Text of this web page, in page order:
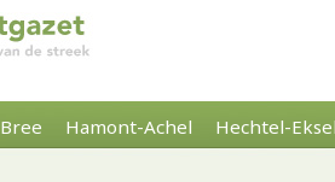
Bree Hamont-Achel Hechtel-